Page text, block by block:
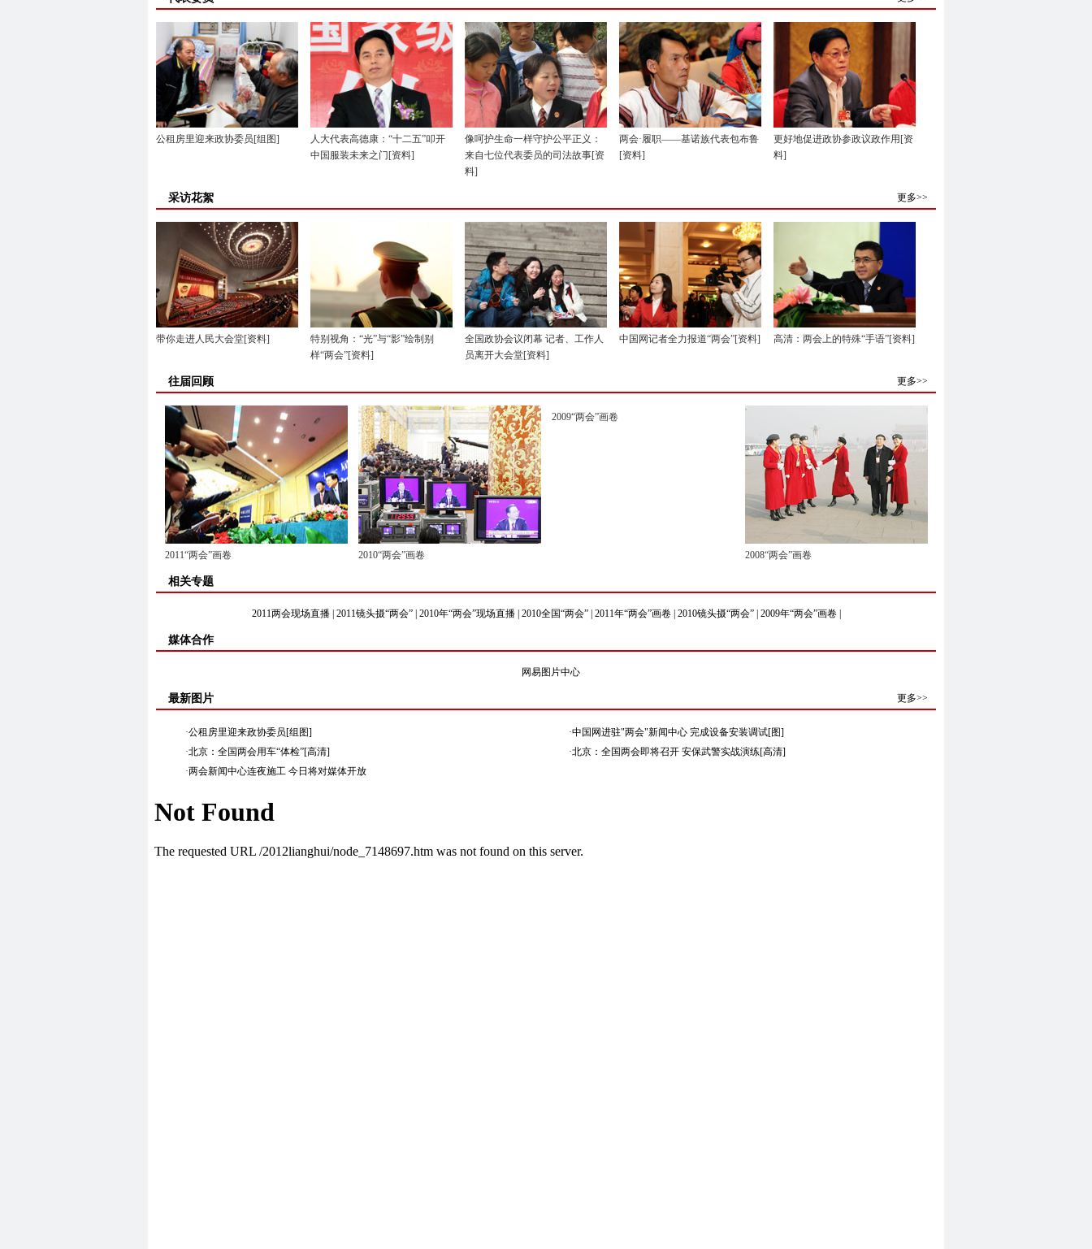
公租房里迎来政协委员[组图]
人大代表高德康：“十二五”叩开
中国服装未来之门[资料]
像呵护生命一样守护公平正义：
来自七位代表委员的司法故事[资
料]
两会·履职——基诺族代表包布鲁
[资料]
更好地促进政协参政议政作用[资
料]
更多>>
采访花絮
带你走进人民大会堂[资料]
特别视角：“光”与“影”绘制别
样“两会”[资料]
全国政协会议闭幕 记者、工作人
员离开大会堂[资料]
中国网记者全力报道“两会”[资料] 高清：两会上的特殊“手语”[资料]
更多>>
往届回顾
2011“两会”画卷 2010“两会”画卷
2009“两会”画卷
2008“两会”画卷
相关专题
2011两会现场直播| 2011镜头摄“两会”| 2010年“两会”现场直播| 2010全国“两会”| 2011年“两会”画卷| 2010镜头摄“两会”| 2009年“两会”画卷|
媒体合作
网易图片中心
更多>>
最新图片
·公租房里迎来政协委员[组图] ·中国网进驻"两会"新闻中心 完成设备安装调试[图]
·北京：全国两会用车“体检”[高清] ·北京：全国两会即将召开 安保武警实战演练[高清]
·两会新闻中心连夜施工 今日将对媒体开放